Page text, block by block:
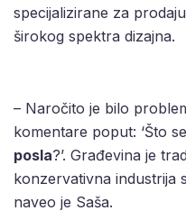
specijalizirane za
širokog spektra dizajna.
– Naročito je bilo
komentare poput: ‘Što
posla?’. Građevina je
konzervativna industrija
naveo je Saša.